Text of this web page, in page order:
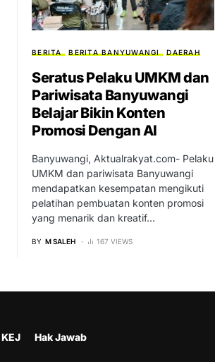
BERITA BERITA BANYUWANGI DAERAH
Seratus Pelaku UMKM dan
Pariwisata Banyuwangi
Belajar Bikin Konten
Promosi Dengan AI
Banyuwangi, Aktualrakyat.com- Pelaku
UMKM dan pariwisata Banyuwangi
mendapatkan kesempatan mengikuti
pelatihan pembuatan konten promosi
yang menarik dan kreatif…
BY M SALEH 167 VIEWS
KEJ Hak Jawab